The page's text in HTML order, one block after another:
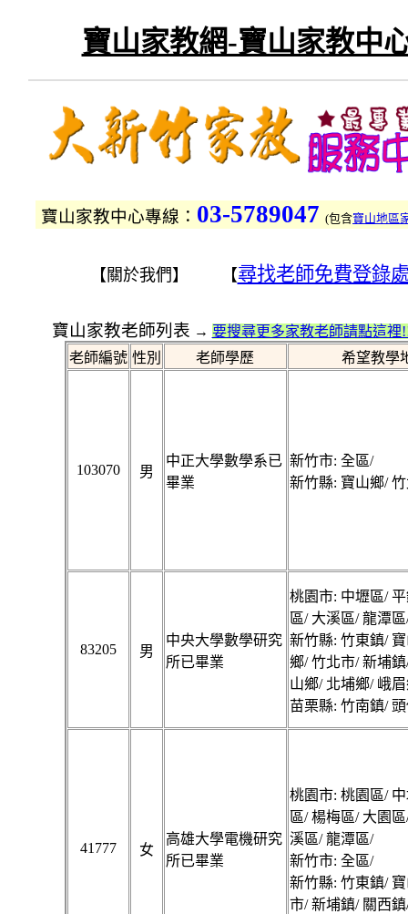
寶山家教網-寶山家教中
寶山家教中心專線： 03-5789047 (包含寶山地區
【關於我們】 【尋找老師免費登錄
寶山家教老師列表 → 要搜尋更多家教老師請點這裡
老師編號 性別 老師學歷 希望教學
103070 男
中正大學數學系已
畢業
新竹市: 全區/
新竹縣: 寶山鄉/
83205 男
中央大學數學研究
所已畢業
桃園市: 中壢區/
區/ 大溪區/ 龍潭區
新竹縣: 竹東鎮/
鄉/ 竹北市/ 新埔
山鄉/ 北埔鄉/ 峨
苗栗縣: 竹南鎮/
41777 女
高雄大學電機研究
所已畢業
桃園市: 桃園區/
區/ 楊梅區/ 大園
溪區/ 龍潭區/
新竹市: 全區/
新竹縣: 竹東鎮/
市/ 新埔鎮/ 關西鎮